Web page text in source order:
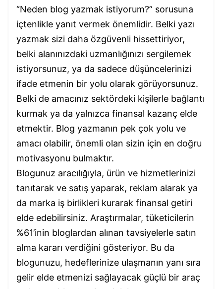
“Neden blog yazmak istiyorum?” sorusuna
içtenlikle yanıt vermek önemlidir. Belki yazı
yazmak sizi daha özgüvenli hissettiriyor,
belki alanınızdaki uzmanlığınızı sergilemek
istiyorsunuz, ya da sadece düşüncelerinizi
ifade etmenin bir yolu olarak görüyorsunuz.
Belki de amacınız sektördeki kişilerle bağlantı
kurmak ya da yalnızca finansal kazanç elde
etmektir. Blog yazmanın pek çok yolu ve
amacı olabilir, önemli olan sizin için en doğru
motivasyonu bulmaktır.
Blogunuz aracılığıyla, ürün ve hizmetlerinizi
tanıtarak ve satış yaparak, reklam alarak ya
da marka iş birlikleri kurarak finansal getiri
elde edebilirsiniz. Araştırmalar, tüketicilerin
%61’inin bloglardan alınan tavsiyelerle satın
alma kararı verdiğini gösteriyor. Bu da
blogunuzu, hedeflerinize ulaşmanın yanı sıra
gelir elde etmenizi sağlayacak güçlü bir araç